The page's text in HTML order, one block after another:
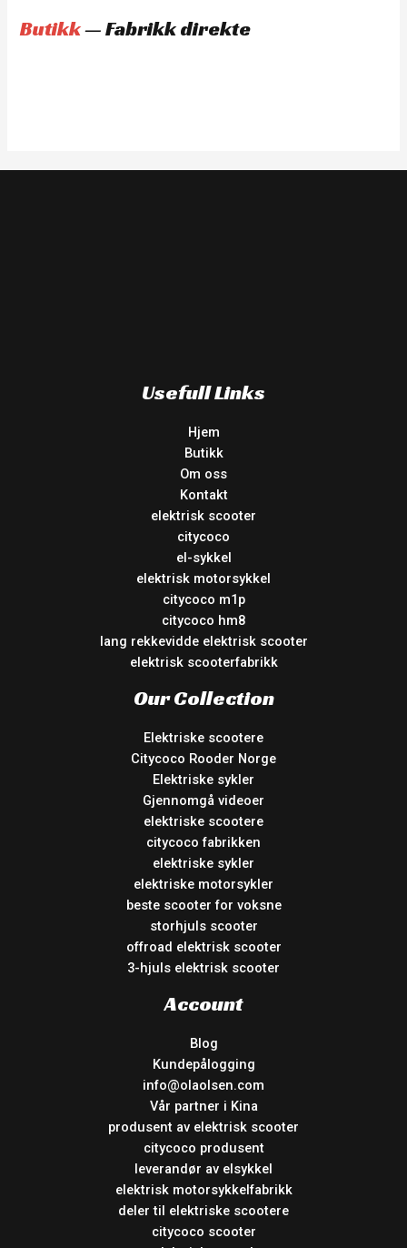
Butikk— Fabrikk direkte
Usefull Links
Hjem
Butikk
Om oss
Kontakt
elektrisk scooter
citycoco
el-sykkel
elektrisk motorsykkel
citycoco m1p
citycoco hm8
lang rekkevidde elektrisk scooter
elektrisk scooterfabrikk
Our Collection
Elektriske scootere
Citycoco Rooder Norge
Elektriske sykler
Gjennomgå videoer
elektriske scootere
citycoco fabrikken
elektriske sykler
elektriske motorsykler
beste scooter for voksne
storhjuls scooter
offroad elektrisk scooter
3-hjuls elektrisk scooter
Account
Blog
Kundepålogging
info@olaolsen.com
Vår partner i Kina
produsent av elektrisk scooter
citycoco produsent
leverandør av elsykkel
elektrisk motorsykkelfabrikk
deler til elektriske scootere
citycoco scooter